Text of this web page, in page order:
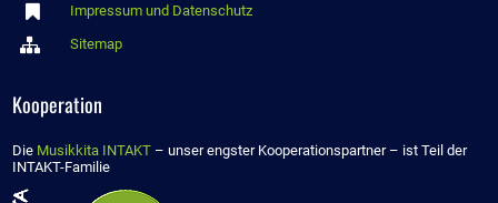
 Impressum und Datenschutz
 Sitemap
Kooperation
Die Musikkita INTAKT – unser engster Kooperationspartner – ist Teil der
INTAKT-Familie